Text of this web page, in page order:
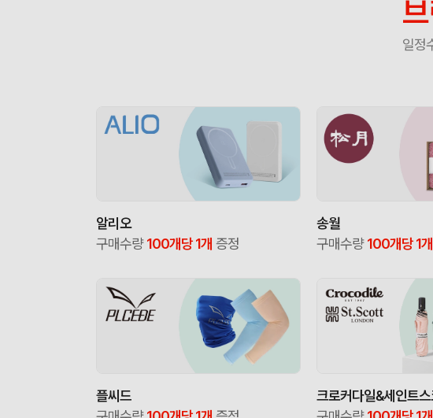
일정
알리오
구매수량100개당 1개 증정
송월
구매수량100개당 1개
플씨드
크로커다일&세인트